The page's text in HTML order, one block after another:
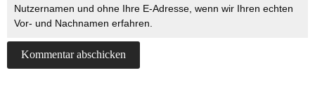
Nutzernamen und ohne Ihre E-Adresse, wenn wir Ihren echten
Vor- und Nachnamen erfahren.